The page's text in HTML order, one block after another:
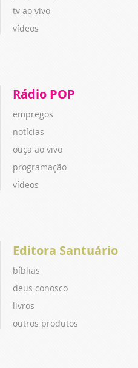
tv ao vivo
vídeos
Rádio POP
empregos
notícias
ouça ao vivo
programação
vídeos
Editora Santuário
bíblias
deus conosco
livros
outros produtos